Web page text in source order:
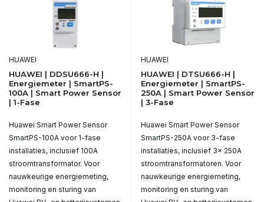
HUAWEI
HUAWEI | DDSU666-H |
Energiemeter | SmartPS-
100A | Smart Power Sensor
| 1-Fase
Huawei Smart Power Sensor
SmartPS-100A voor 1-fase
installaties, inclusief 100A
stroomtransformator. Voor
nauwkeurige energiemeting,
monitoring en sturing van
HUAWEI
HUAWEI | DTSU666-H |
Energiemeter | SmartPS-
250A | Smart Power Sensor
| 3-Fase
Huawei Smart Power Sensor
SmartPS-250A voor 3-fase
installaties, inclusief 3x 250A
stroomtransformatoren. Voor
nauwkeurige energiemeting,
monitoring en sturing van